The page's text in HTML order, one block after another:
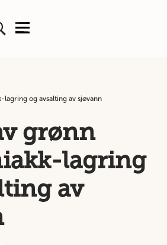
og avsalting av sjøvann
grønn
lagring
av